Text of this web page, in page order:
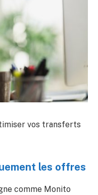
vos transferts
les offres
comme Monito